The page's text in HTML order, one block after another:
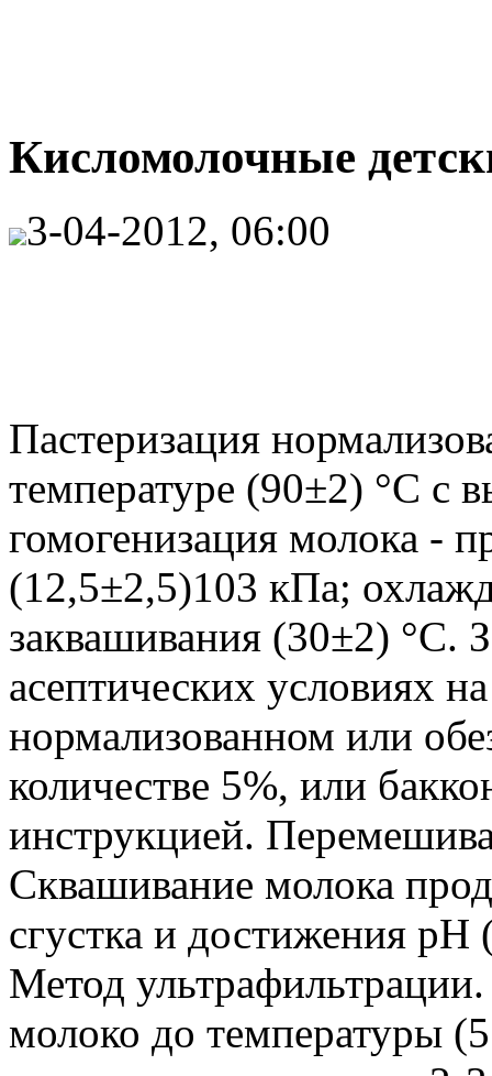
Кисломолочные
3-04-2012, 06:00
Пастеризация
температуре (90±2) °C с
гомогенизация молока -
(12,5±2,5)103 кПа;
заквашивания (30±2) °C.
асептических условиях
нормализованном или
количестве 5%, или
инструкцией.
Сквашивание молока
сгустка и достижения pH
Метод
молоко до температуры